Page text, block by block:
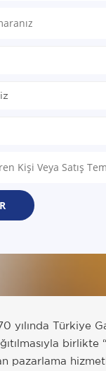
yılında Türkiye
birlikte
pazarlama